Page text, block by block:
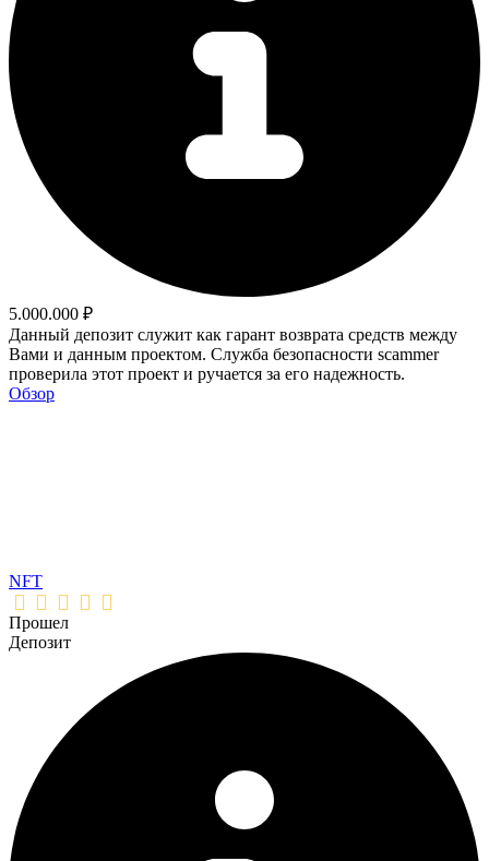
5.000.000 ₽
Данный депозит служит как гарант возврата средств между
Вами и данным проектом. Служба безопасности scammer
проверила этот проект и ручается за его надежность.
Обзор
NFT
Прошел
Депозит